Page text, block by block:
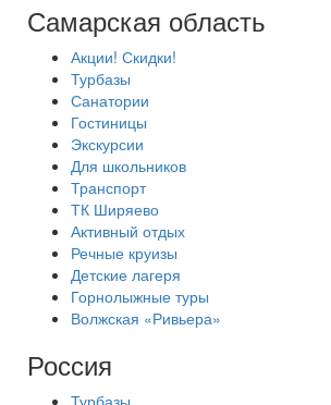
Самарская область
Акции! Скидки!
Турбазы
Санатории
Гостиницы
Экскурсии
Для школьников
Транспорт
ТК Ширяево
Активный отдых
Речные круизы
Детские лагеря
Горнолыжные туры
Волжская «Ривьера»
Россия
Турбазы